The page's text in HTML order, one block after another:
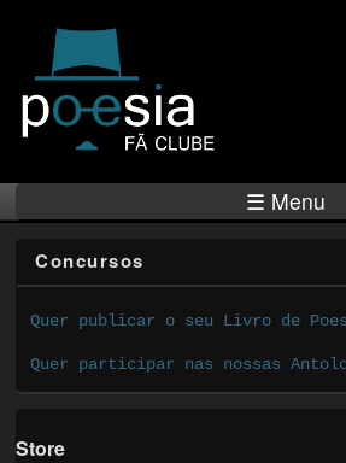
☰ Menu
Concursos
Quer publicar o seu Livro de
Quer participar nas nossas
Store